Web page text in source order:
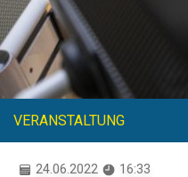
VERANSTALTUNG
24.06.2022 16:33